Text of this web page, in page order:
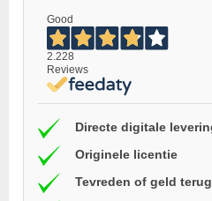
Good
2.228
Reviews
Directe digitale
Originele licentie
Tevreden of geld